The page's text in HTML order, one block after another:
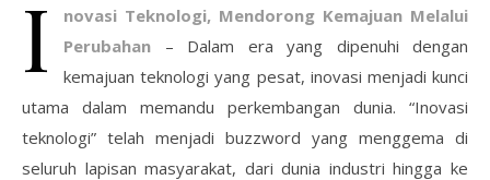
I
novasi Teknologi, Mendorong Kemajuan Melalui
Perubahan – Dalam era yang dipenuhi dengan
kemajuan teknologi yang pesat, inovasi menjadi kunci
utama dalam memandu perkembangan dunia. “Inovasi
teknologi” telah menjadi buzzword yang menggema di
seluruh lapisan masyarakat, dari dunia industri hingga ke